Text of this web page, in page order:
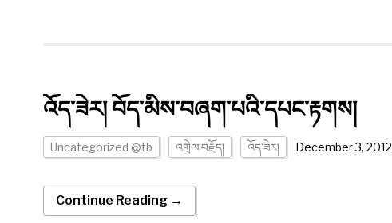
འོད་ཟེར། བོད་མིས་བཞག་པའི་དཔང་རྟགས།
Uncategorized @tb འགྲེལ་བརྗོད། འོད་ཟེར། December 3, 2012
Continue Reading →